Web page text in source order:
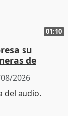
01:10
su
de
2026